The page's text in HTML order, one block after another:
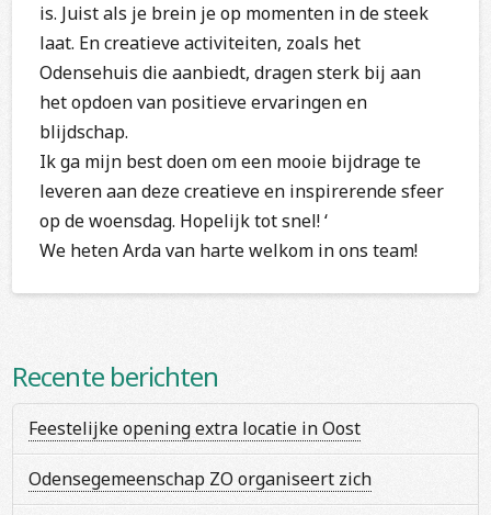
is. Juist als je brein je op momenten in de steek
laat. En creatieve activiteiten, zoals het
Odensehuis die aanbiedt, dragen sterk bij aan
het opdoen van positieve ervaringen en
blijdschap.
Ik ga mijn best doen om een mooie bijdrage te
leveren aan deze creatieve en inspirerende sfeer
op de woensdag. Hopelijk tot snel! ‘
We heten Arda van harte welkom in ons team!
Recente berichten
Feestelijke opening extra locatie in Oost
Odensegemeenschap ZO organiseert zich